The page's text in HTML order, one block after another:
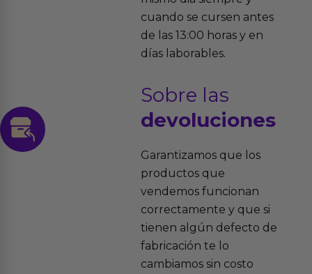
cuando se cursen antes
de las 13:00 horas y en
días laborables.
Sobre las
devoluciones
Garantizamos que los
productos que
vendemos funcionan
correctamente y que si
tienen algún defecto de
fabricación te lo
cambiamos sin costo